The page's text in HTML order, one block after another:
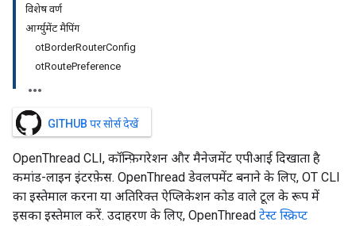
विशेष वर्ण
आर्ग्युमेंट मैपिंग
otBorderRouterConfig
otRoutePreference
GITHUB पर सोर्स देखें
OpenThread CLI, कॉन्फ़िगरेशन और मैनेजमेंट एपीआई दिखाता है
कमांड-लाइन इंटरफ़ेस. OpenThread डेवलपमेंट बनाने के लिए, OT CLI
का इस्तेमाल करना या अतिरिक्त ऐप्लिकेशन कोड वाले टूल के रूप में
इसका इस्तेमाल करें. उदाहरण के लिए, OpenThread टेस्ट स्क्रिप्ट